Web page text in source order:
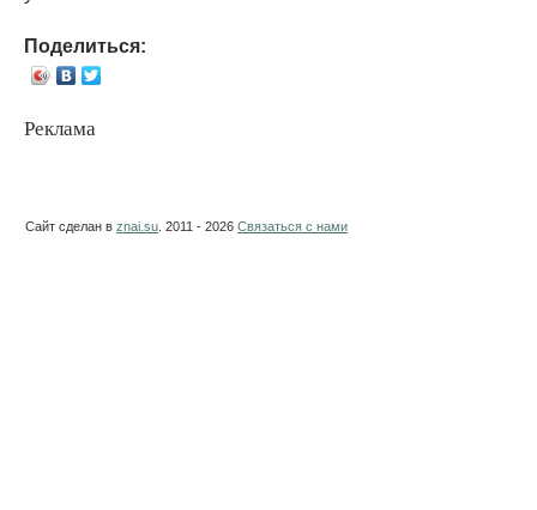
Поделиться:
Реклама
Сайт сделан в znai.su . 2011 - 2026 Связаться с нами